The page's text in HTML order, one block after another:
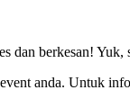
dan berkesan!
anda. Untuk